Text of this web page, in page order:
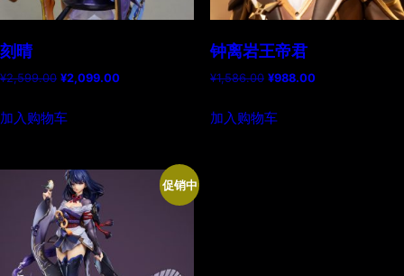
刻晴
¥2,599.00 原
为：
¥2,099.00当
¥2,099.00。
加入购物车
钟离岩王帝君
¥1,586.00 原
为：
¥988.00当
加入购物车
促销中